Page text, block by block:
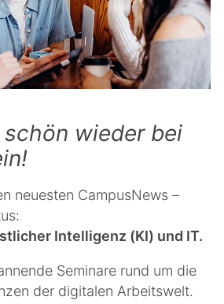
schön wieder bei
neuesten CampusNews –
Intelligenz (KI) und IT.
Seminare rund um die
der digitalen Arbeitswelt.